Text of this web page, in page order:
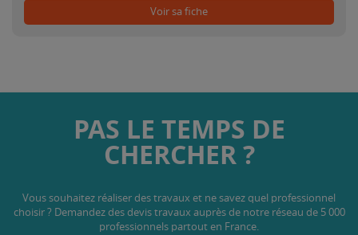
Voir sa fiche
PAS LE TEMPS DE
CHERCHER ?
Vous souhaitez réaliser des travaux et ne savez quel professionnel
choisir ? Demandez des devis travaux auprès de notre réseau de 5 000
professionnels partout en France.